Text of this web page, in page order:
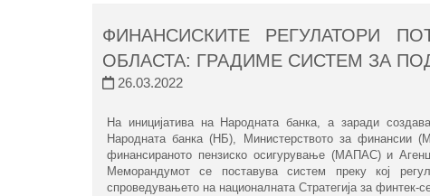
ФИНАНСИСКИТЕ РЕГУЛАТОРИ
ОБЛАСТА: ГРАДИМЕ СИСТЕМ ЗА
26.03.2022
На иницијатива на Народната банка, а заради
Народната банка (НБ), Министерството за финансии
финансираното пензиско осигурување (МАПАС) и
Меморандумот се поставува систем преку кој
спроведувањето на националната Стратегија за финтек-